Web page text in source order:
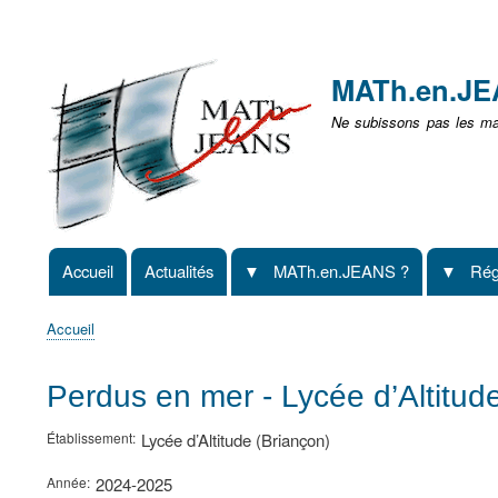
non
identifié
Ne subissons pas les
Navigation
principale
Accueil Actualités MATh.en.JEANS ?
d'Ariane
Accueil
Perdus en mer - Lycée
Établissement Lycée d’Altitude (Briançon)
Année 2024-2025